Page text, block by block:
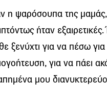
η ψαρόσουπα της
ήταν
ξενύχτι για να πέσω
για να πάει
μου